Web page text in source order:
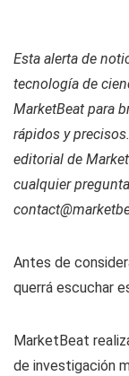
Esta alerta de
tecnología de
MarketBeat para
rápidos y
editorial de
cualquier
Antes de
querrá escuchar
MarketBeat
de investigación